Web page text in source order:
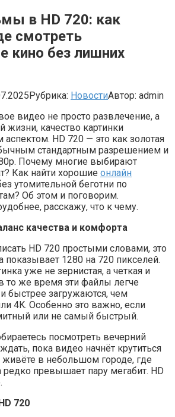
в HD 720: как
смотреть
кино без лишних
Рубрика: НовостиАвтор: admin
видео не просто развлечение, а
жизни, качество картинки
HD 720 — это как золотая
стандартным разрешением и
Почему многие выбирают
Как найти хорошие онлайн
утомительной беготни по
Об этом и поговорим.
расскажу, что к чему.
качества и комфорта
HD 720 простыми словами, это
показывает 1280 на 720 пикселей.
уже не зернистая, а четкая и
то же время эти файлы легче
быстрее загружаются, чем
4K. Особенно это важно, если
или не самый быстрый.
посмотреть вечерний
пока видео начнёт крутиться
живёте в небольшом городе, где
редко превышает пару мегабит. HD
720